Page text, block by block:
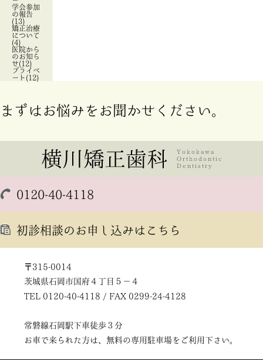
学会参加
の報告
(13)
矯正治療
について
(4)
医院から
のお知ら
せ(12)
プライベ
ート(12)
まずはお悩みをお聞かせください。
0120-40-4118
初診相談のお申し込みはこちら
〒315-0014
茨城県石岡市国府４丁目５－４
TEL 0120-40-4118 / FAX 0299-24-4128
常磐線石岡駅下車徒歩３分
お車で来られた方は、無料の専用駐車場をご利用下さい。